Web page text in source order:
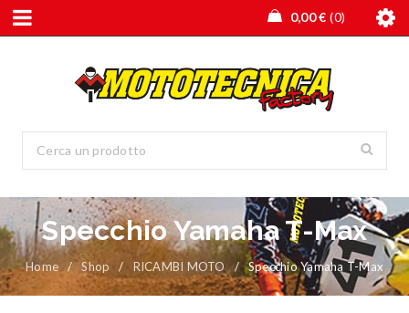
0,00€ 0
Specchio Yamaha T-Max
Home / Shop / RICAMBI MOTO / Specchio Yamaha T-Max